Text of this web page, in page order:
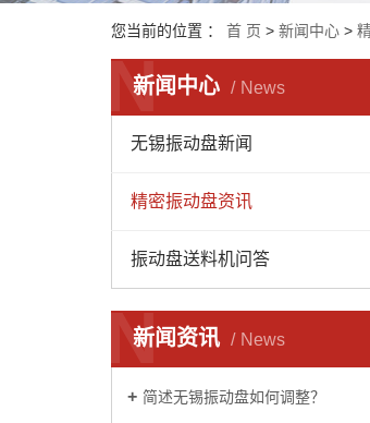
您当前的位置 ： 首 页 > 新闻中心 >
新闻中心 News
N
无锡振动盘新闻
精密振动盘资讯
振动盘送料机问答
新闻资讯 News
N
简述无锡振动盘如何调整？